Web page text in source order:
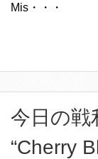
Mis・・・
今日の戦
“Cherry